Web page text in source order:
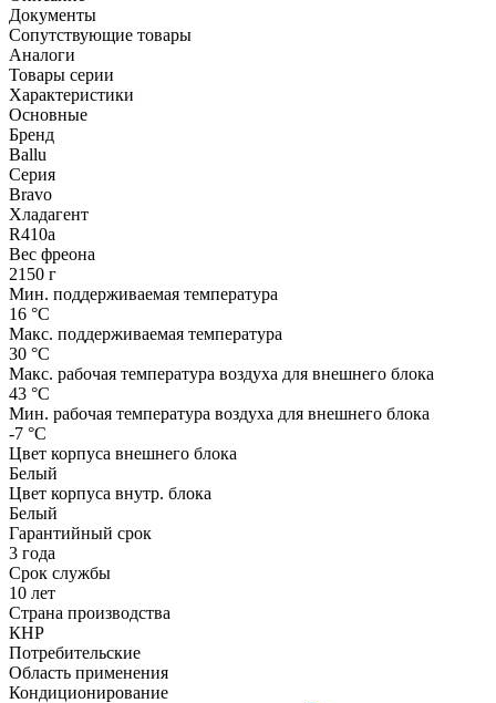
Документы
Сопутствующие товары
Аналоги
Товары серии
Характеристики
Основные
Бренд
Ballu
Серия
Bravo
Хладагент
R410a
Вес фреона
2150 г
Мин. поддерживаемая температура
16 °С
Макс. поддерживаемая температура
30 °С
Макс. рабочая температура воздуха для внешнего блока
43 °С
Мин. рабочая температура воздуха для внешнего блока
-7 °С
Цвет корпуса внешнего блока
Белый
Цвет корпуса внутр. блока
Белый
Гарантийный срок
3 года
Срок службы
10 лет
Страна производства
КНР
Потребительские
Область применения
Кондиционирование